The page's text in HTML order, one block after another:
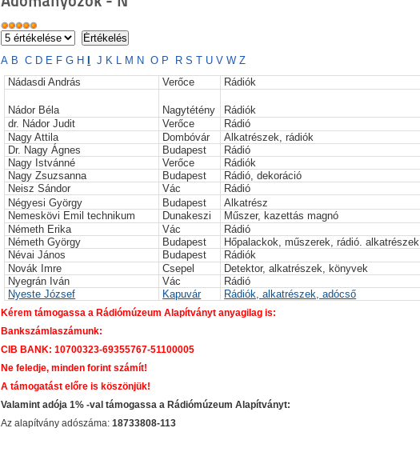
A BC D E F G H J K L M NO P R S T U V W Z
Nádasdi András
Verőce Rádiók
Nádor Béla Nagytétény
Rádiók
dr. Nádor Judit
Verőce
Rádió
Nagy Attila
Dombóvár
Alkatrészek, rádiók
Dr. Nagy Ágnes
Budapest
Rádió
Nagy Istvánné
Verőce
Rádiók
Nagy Zsuzsanna
Budapest
Rádió, dekoráció
Neisz Sándor
Vác
Rádió
Négyesi György
Budapest
Alkatrész
Nemeskövi Emil technikum
Dunakeszi
Műszer, kazettás magnó
Németh Erika
Vác
Rádió
Németh György
Budapest
Hőpalackok, műszerek, rádió. alkatrészek
Névai János
Budapest
Rádiók
Novák Imre
Csepel
Detektor, alkatrészek, könyvek
Nyegrán Iván
Vác
Rádió
Nyeste József
Kapuvár Rádiók, alkatrészek, adócső
Kérem támogassa a Rádiómúzeum Alapítványt anyagilag is:
Bankszámlaszámunk:
CIB BANK: 10700323-69355767-51100005
Ne feledje, minden forint számít!
A támogatást előre is köszönjük!
Valamint adója 1% -val támogassa a Rádiómúzeum Alapítványt:
Az alapítvány adószáma:18733808-113